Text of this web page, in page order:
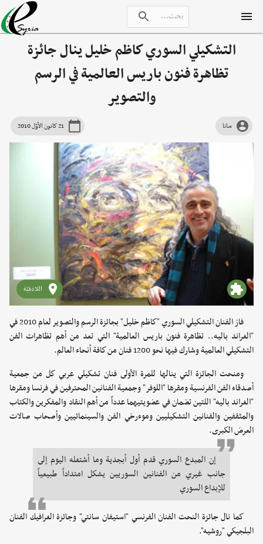
التشكيلي السوري كاظم خليل ينال جائزة
تظاهرة فنون باريس العالمية في الرسم
والتصوير
سانا 21 كانون الأوّل 2010
اللاذقيّة
فاز الفنان التشكيلي السوري "كاظم خليل" بجائزة الرسم والتصوير لعام 2010 في
"الغراند باليه.. تظاهرة فنون باريس العالمية" التي تعد من أهم تظاهرات الفن
التشكيلي العالمية وشارك فيها نحو 1200 فنان من كافة أنحاء العالم.
ومنحت الجائزة التي ينالها للمرة الأولى فنان تشكيلي عربي كل من جمعية
أصدقاء الفن الفرنسية ومقرها "اللوفر" وجمعية الفنانين المحترفين في فرنسا ومقرها
"الغراند باليه" اللتين تضمان في عضويتيهما عدداً من أهم النقاد والمفكرين والكتاب
والمثقفين والفنانين التشكيليين وموءرخي الفن والسينمائيين وأصحاب صالات
العرض الكبرى.
إن المبدع السوري قدم أول أبجدية وما أشتغله اليوم إلى
جانب غيري من الفنانين السوريين يشكل امتداداً طبيعياً
للإبداع السوري
كما نال جائزة النحت الفنان الفرنسي "استيفان سانتي" وجائزة الغرافيك الفنان
البلجيكي "روشيه".